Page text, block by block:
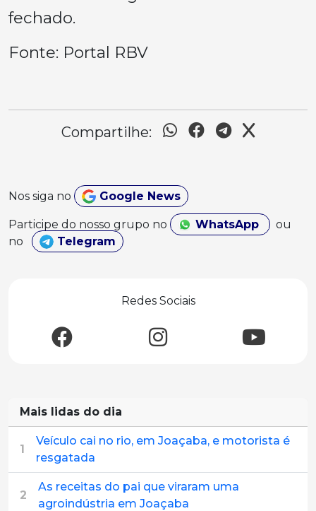
fechado.
Fonte: Portal RBV
Compartilhe:
Nos siga no Google News
Participe do nosso grupo no WhatsApp
ou
no
Telegram
Redes Sociais
Mais lidas do dia
1
Veículo cai no rio, em Joaçaba, e motorista é
resgatada
2
As receitas do pai que viraram uma
agroindústria em Joaçaba